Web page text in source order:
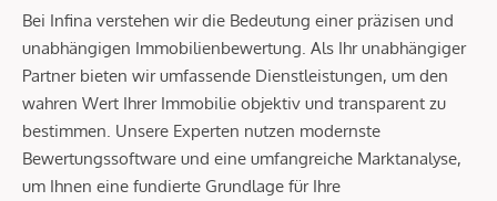
Bei Infina verstehen wir die Bedeutung einer präzisen und
unabhängigen Immobilienbewertung. Als Ihr unabhängiger
Partner bieten wir umfassende Dienstleistungen, um den
wahren Wert Ihrer Immobilie objektiv und transparent zu
bestimmen. Unsere Experten nutzen modernste
Bewertungssoftware und eine umfangreiche Marktanalyse,
um Ihnen eine fundierte Grundlage für Ihre